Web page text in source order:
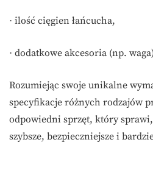
· ilość cięgien łańcucha,
· dodatkowe akcesoria (np.
Rozumiejąc swoje unikalne
specyfikacje różnych rodzajów
odpowiedni sprzęt, który sprawi,
szybsze, bezpieczniejsze i